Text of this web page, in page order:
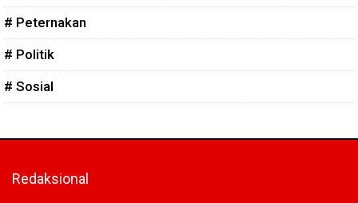
# Peternakan
# Politik
# Sosial
Redaksional